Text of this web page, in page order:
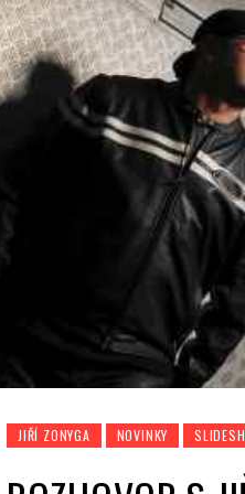
JIŘÍ ZONYGA NOVINKY